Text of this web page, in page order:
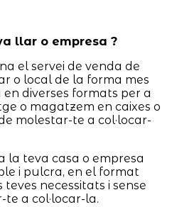
llar o empresa ?
el servei de venda de
o local de la forma mes
diverses formats per a
o magatzem en caixes o
molestar-te a col·locar-
teva casa o empresa
i pulcra, en el format
necessitats i sense
a col·locar-la.